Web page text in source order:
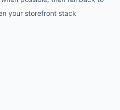
your storefront stack